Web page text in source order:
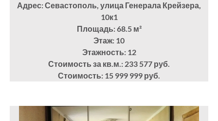
Адрес: Севастополь, улица Генерала Крейзера,
10к1
Площадь: 68.5м²
Этаж: 10
Этажность: 12
Стоимость за кв.м.: 233 577 руб.
Стоимость: 15 999 999 руб.